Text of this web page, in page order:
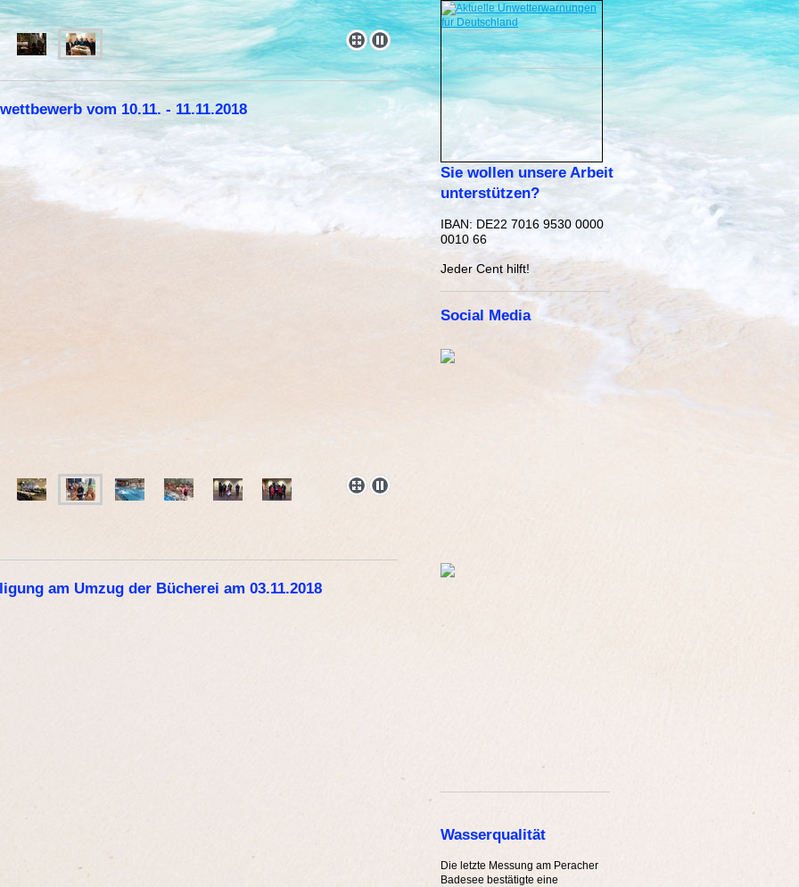
vom 10.11. - 11.11.2018
am Umzug der Bücherei am 03.11.2018
Sie wollen unsere Arbeit
unterstützen?
IBAN: DE22 7016 9530 0000
0010 66
Jeder Cent hilft!
Social Media
Wasserqualität
Die letzte Messung am Peracher
Badesee bestätigte eine